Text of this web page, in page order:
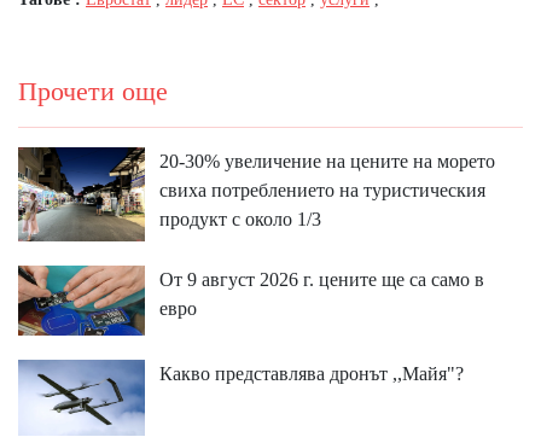
Прочети още
20-30% увеличение на цените на морето
свиха потреблението на туристическия
продукт с около 1/3
От 9 август 2026 г. цените ще са само в
евро
Какво представлява дронът ,,Майя"?